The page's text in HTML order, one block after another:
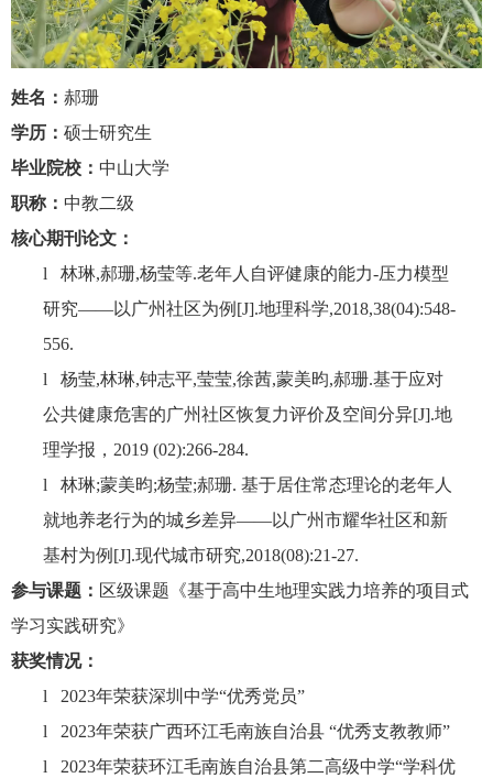
姓名： 郝珊
学历： 硕士研究生
毕业院校： 中山大学
职称： 中教二级
核心期刊论文：
l
林琳,郝珊,杨莹等.老年人自评健康的能力-压力模型
研究——以广州社区为例 [J].地理科学,2018,38(04):548-
556.
l
杨莹,林琳,钟志平,莹莹,徐茜,蒙美昀,郝珊.基于应对
公共健康危害的广州社区恢复力评价及空间分异[J].地
理学报， 2019 (02):266-284.
l
林琳;蒙美昀;杨莹;郝珊. 基于居住常态理论的老年人
就地养老行为的城乡差异——以广州市耀华社区和新
基村为例 [J].现代城市研究,2018(08):21-27.
参与课题： 区级课题《基于高中生地理实践力培养的项目式
学习实践研究》
获奖情况：
l
2023年荣获深圳中学“优秀党员”
l
2023年荣获广西环江毛南族自治县 “优秀支教教师”
l
2023年荣获环江毛南族自治县第二高级中学“学科优